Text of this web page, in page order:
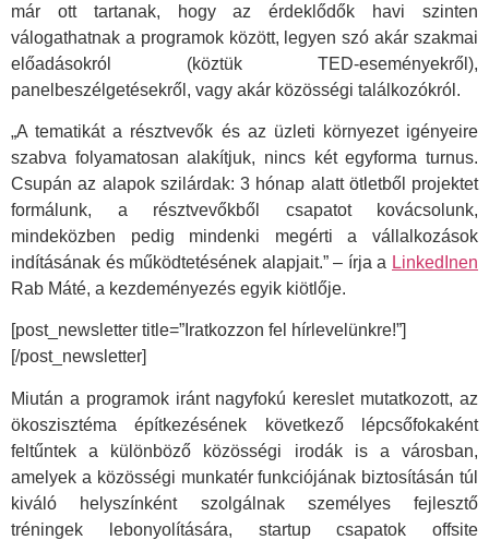
már ott tartanak, hogy az érdeklődők havi szinten
válogathatnak a programok között, legyen szó akár szakmai
előadásokról (köztük TED-eseményekről),
panelbeszélgetésekről, vagy akár közösségi találkozókról.
„A tematikát a résztvevők és az üzleti környezet igényeire
szabva folyamatosan alakítjuk, nincs két egyforma turnus.
Csupán az alapok szilárdak: 3 hónap alatt ötletből projektet
formálunk, a résztvevőkből csapatot kovácsolunk,
mindeközben pedig mindenki megérti a vállalkozások
indításának és működtetésének alapjait.” – írja a LinkedInen
Rab Máté, a kezdeményezés egyik kiötlője.
[post_newsletter title=”Iratkozzon fel hírlevelünkre!”]
[/post_newsletter]
Miután a programok iránt nagyfokú kereslet mutatkozott, az
ökoszisztéma építkezésének következő lépcsőfokaként
feltűntek a különböző közösségi irodák is a városban,
amelyek a közösségi munkatér funkciójának biztosításán túl
kiváló helyszínként szolgálnak személyes fejlesztő
tréningek lebonyolítására, startup csapatok offsite